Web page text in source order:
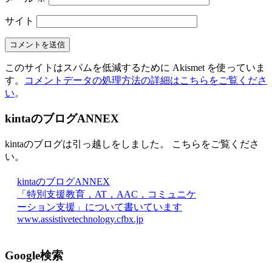
サイト
このサイトはスパムを低減するために Akismet を使っていま
す。
コメントデータの処理方法の詳細はこちらをご覧くださ
い。
kintaのブログANNEX
kintaのブログは引っ越しをしました。 こちらをご覧くださ
い。
kintaのブログANNEX
「特別支援教育，AT，AAC，コミュニケ
ーション支援」について書いています
www.assistivetechnology.cfbx.jp
Google検索